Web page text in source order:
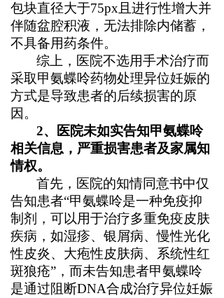
包块直径大于75px且进行性增大并
伴随盆腔积液，无法排除内储蓄，
不具备用药条件。
综上，医院不选用手术治疗而
采取甲氨蝶呤药物处理异位妊娠的
方式是导致患者的后续损害的原
因。
2、医院未如实告知甲氨蝶呤
相关信息，严重损害患者及家属知
情权。
首先，医院的知情同意书中仅
告知患者“甲氨蝶呤是一种免疫抑
制剂，可以用于治疗多重免疫皮肤
疾病，如湿疹、银屑病、慢性光化
性皮炎、大疱性皮肤病、系统性红
斑狼疮”，而未告知患者甲氨蝶呤
是通过阻断DNA合成治疗异位妊娠